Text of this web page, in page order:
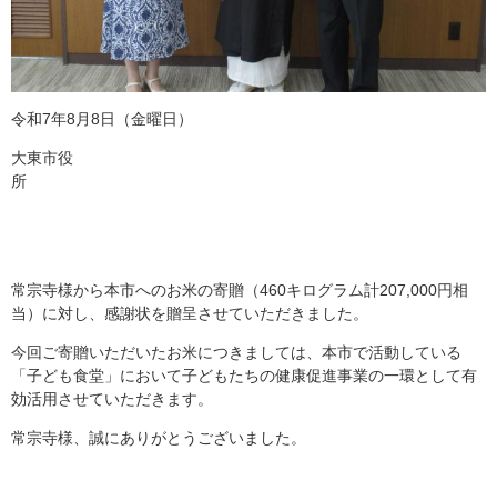
令和7年8月8日（金曜日）
大東市役
所
常宗寺様から本市へのお米の寄贈（460キログラム計207,000円相
当）に対し、感謝状を贈呈させていただきました。
今回ご寄贈いただいたお米につきましては、本市で活動している
「子ども食堂」において子どもたちの健康促進事業の一環として有
効活用させていただきます。
常宗寺様、誠にありがとうございました。